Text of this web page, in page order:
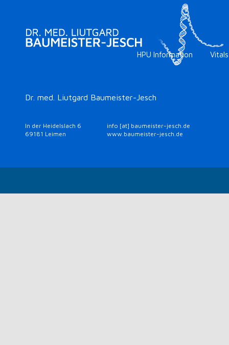
HPU Information
Dr. med. Liutgard Baumeister-Jesch
In der Heidelslach 6
69181 Leimen
info [at] baumeister-jesch.de
www.baumeister-jesch.de